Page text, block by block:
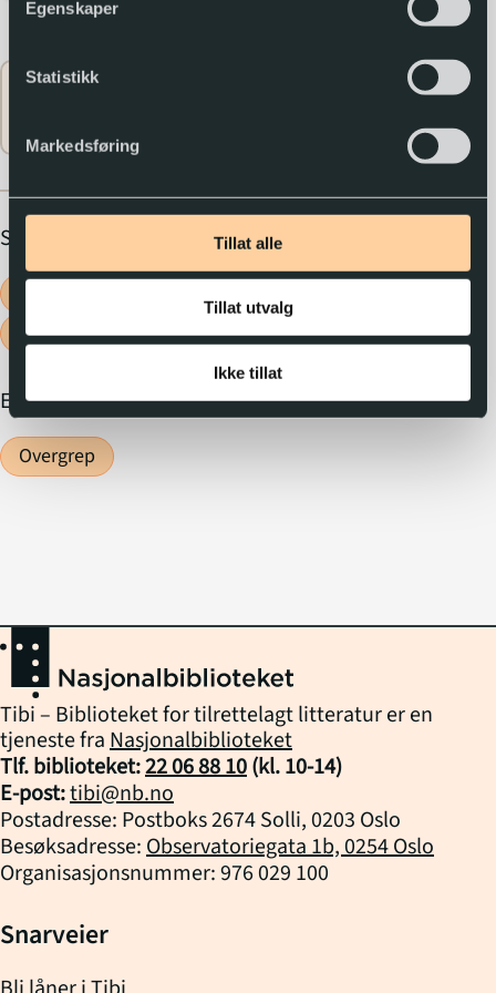
Egenskaper
Statistikk
Markedsføring
Tillat alle
Tillat utvalg
Ikke tillat
Flere
Sjanger
Romaner
Spenning
Emne
Overgrep
Tibi – Biblioteket for tilrettelagt litteratur er en
tjeneste fraNasjonalbiblioteket
Tlf. biblioteket:22 06 88 10(kl.10-14)
E-post:tibi@nb.no
Postadresse: Postboks 2674 Solli, 0203 Oslo
Besøksadresse:Observatoriegata 1b, 0254 Oslo
Organisasjonsnummer: 976 029 100
Snarveier